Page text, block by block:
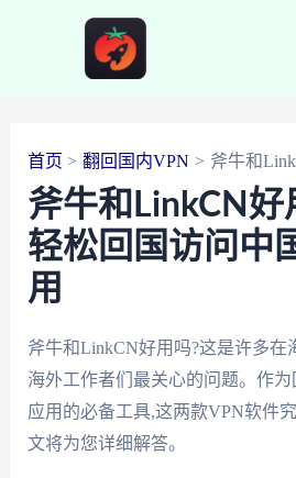
首页 翻回国内VPN 斧牛和
斧牛和LinkCN好
轻松回国访问中
用
斧牛和LinkCN好用吗?这是许多在
海外工作者们最关心的问题。作
应用的必备工具,这两款VPN软件
文将为您详细解答。